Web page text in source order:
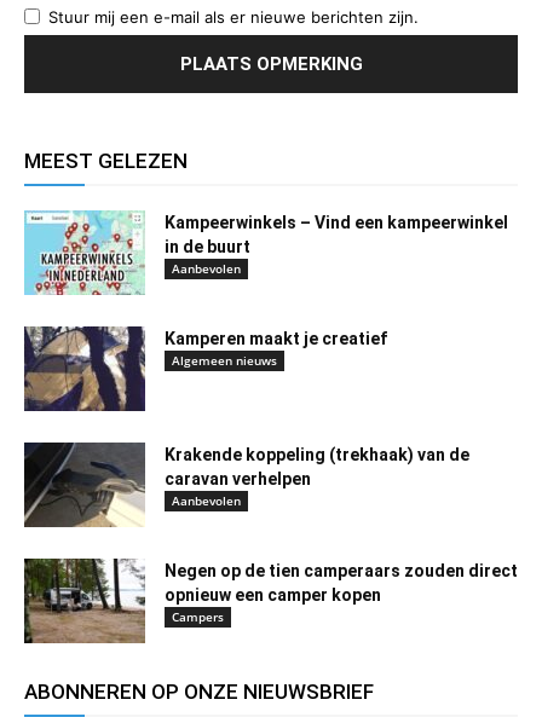
Stuur mij een e-mail als er nieuwe berichten zijn.
MEEST GELEZEN
Kampeerwinkels – Vind een kampeerwinkel
in de buurt
Aanbevolen
Kamperen maakt je creatief
Algemeen nieuws
Krakende koppeling (trekhaak) van de
caravan verhelpen
Aanbevolen
Negen op de tien camperaars zouden direct
opnieuw een camper kopen
Campers
ABONNEREN OP ONZE NIEUWSBRIEF